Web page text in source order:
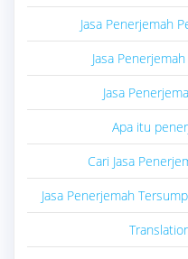
Jasa Penerjemah
Jasa
Jasa
Apa itu
Cari Jasa
Jasa Penerjemah